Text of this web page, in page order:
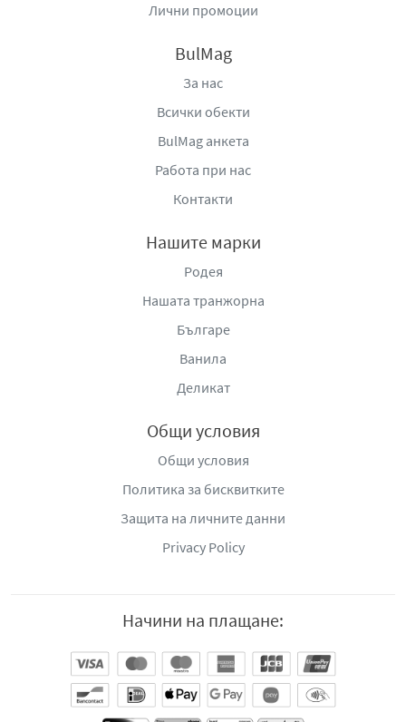
Лични промоции
BulMag
За нас
Всички обекти
BulMag анкета
Работа при нас
Контакти
Нашите марки
Родея
Нашата транжорна
Българе
Ванила
Деликат
Общи условия
Общи условия
Политика за бисквитките
Защита на личните данни
Privacy Policy
Начини на плащане: